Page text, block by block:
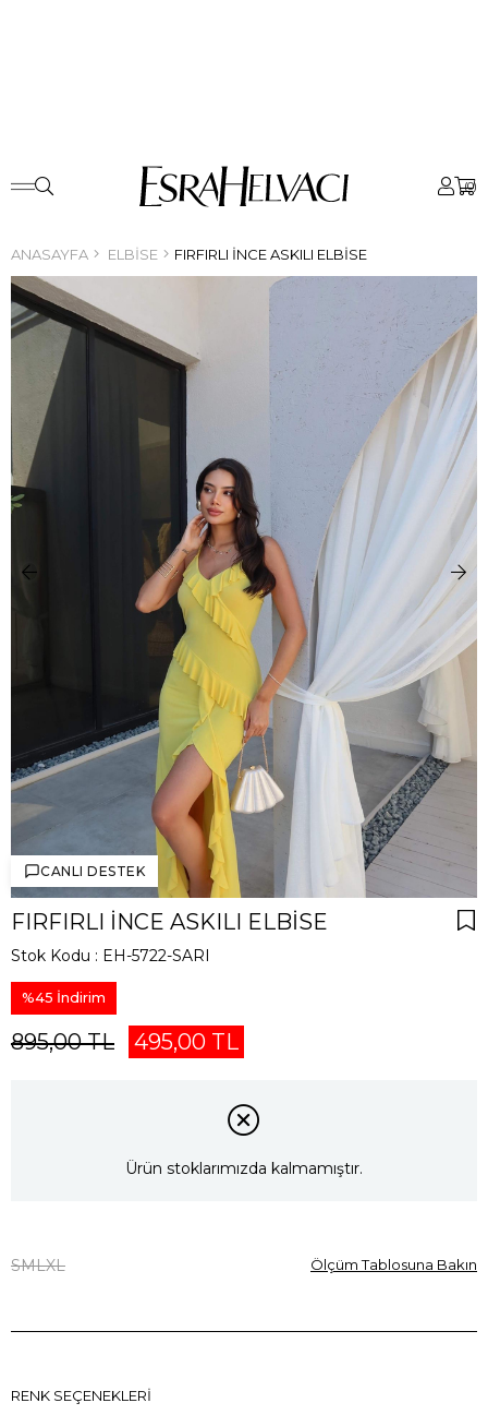
0
ANASAYFA ELBISE FIRFIRLI İNCE ASKILI ELBISE
CANLI DESTEK
FIRFIRLI İNCE ASKILI ELBISE
Stok Kodu EH-5722-SARI
%45 İndirim
895,00 TL 495,00 TL
Ürün stoklarımızda kalmamıştır.
SMLXL Ölçüm Tablosuna Bakın
RENK SEÇENEKLERI